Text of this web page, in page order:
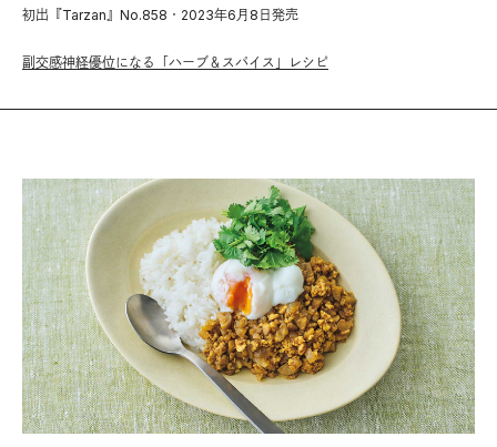
初出『Tarzan』No.858・2023年6月8日発売
副交感神経優位になる「ハーブ＆スパイス」レシピ